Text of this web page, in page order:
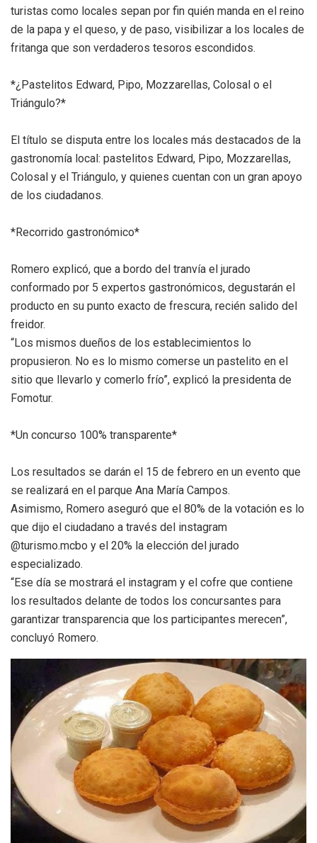
turistas como locales sepan por fin quién manda en el reino
de la papa y el queso, y de paso, visibilizar a los locales de
fritanga que son verdaderos tesoros escondidos.
*¿Pastelitos Edward, Pipo, Mozzarellas, Colosal o el
Triángulo?*
El título se disputa entre los locales más destacados de la
gastronomía local: pastelitos Edward, Pipo, Mozzarellas,
Colosal y el Triángulo, y quienes cuentan con un gran apoyo
de los ciudadanos.
*Recorrido gastronómico*
Romero explicó, que a bordo del tranvía el jurado
conformado por 5 expertos gastronómicos, degustarán el
producto en su punto exacto de frescura, recién salido del
freidor.
“Los mismos dueños de los establecimientos lo
propusieron. No es lo mismo comerse un pastelito en el
sitio que llevarlo y comerlo frío”, explicó la presidenta de
Fomotur.
*Un concurso 100% transparente*
Los resultados se darán el 15 de febrero en un evento que
se realizará en el parque Ana María Campos.
Asimismo, Romero aseguró que el 80% de la votación es lo
que dijo el ciudadano a través del instagram
@turismo.mcbo y el 20% la elección del jurado
especializado.
“Ese día se mostrará el instagram y el cofre que contiene
los resultados delante de todos los concursantes para
garantizar transparencia que los participantes merecen”,
concluyó Romero.